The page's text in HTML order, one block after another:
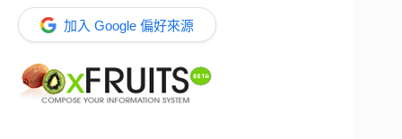
加入 Google 偏好來源